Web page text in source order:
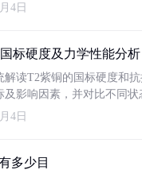
4日
标硬度及力学性能分析
解读T2紫铜的国标硬度和
及影响因素，并对比不同
4日
多少目